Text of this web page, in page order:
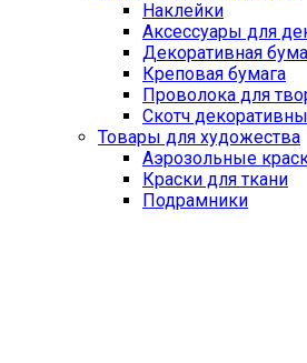
Наклейки
Аксессуары для
Декоративная
Креповая бумага
Проволока для
Скотч
Товары для художества
Аэрозольные
Краски для ткани
Подрамники